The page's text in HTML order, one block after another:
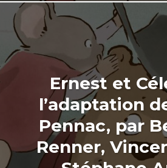
Ernest et
l’adaptation
Pennac, par
Renner,